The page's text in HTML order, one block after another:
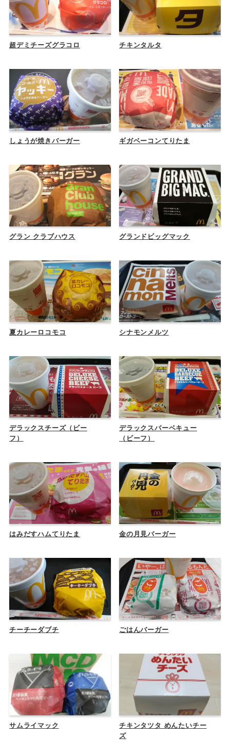
超デミチーズグラコロ チキンタルタ
しょうが焼きバーガー ギガベーコンてりたま
グラン クラブハウス グランドビッグマック
夏カレーロコモコ シナモンメルツ
デラックスチーズ（ビー
フ）
デラックスバーベキュー
（ビーフ）
はみだすハムてりたま 金の月見バーガー
チーチーダブチ ごはんバーガー
サムライマック
チキンタツタ めんたいチー
ズ